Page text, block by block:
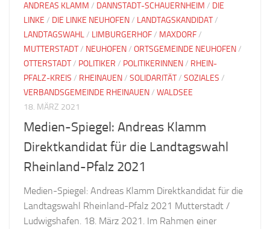
ANDREAS KLAMM / DANNSTADT-SCHAUERNHEIM / DIE
LINKE / DIE LINKE NEUHOFEN/ LANDTAGSKANDIDAT/
LANDTAGSWAHL/ LIMBURGERHOF/ MAXDORF/
MUTTERSTADT/ NEUHOFEN/ ORTSGEMEINDE NEUHOFEN/
OTTERSTADT/ POLITIKER / POLITIKERINNEN/ RHEIN-
PFALZ-KREIS / RHEINAUEN/ SOLIDARITÄT/ SOZIALES /
VERBANDSGEMEINDE RHEINAUEN/ WALDSEE
18. MÄRZ 2021
Medien-Spiegel: Andreas Klamm
Direktkandidat für die Landtagswahl
Rheinland-Pfalz 2021
Medien-Spiegel: Andreas Klamm Direktkandidat für die
Landtagswahl Rheinland-Pfalz 2021 Mutterstadt /
Ludwigshafen. 18. März 2021. Im Rahmen einer